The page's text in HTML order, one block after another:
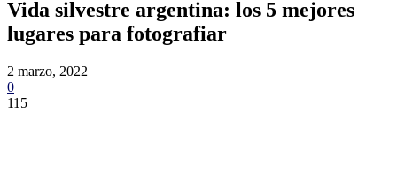
Vida silvestre argentina: los 5 mejores
lugares para fotografiar
2 marzo, 2022
0
115